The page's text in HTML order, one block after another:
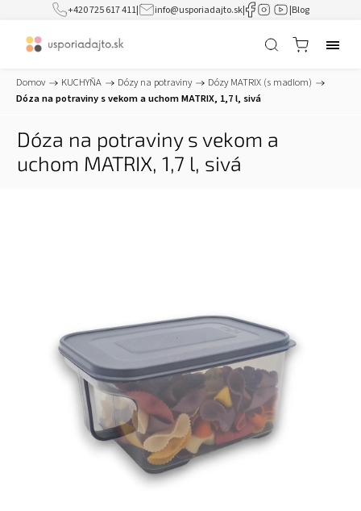
+420 725 617 411| info@usporiadajto.sk| |Blog
Domov / KUCHYŇA / Dózy na potraviny / Dózy MATRIX (s madlom) /
Dóza na potraviny s vekom a uchom MATRIX, 1,7 l, sivá
Dóza na potraviny s vekom a
uchom MATRIX, 1,7 l, sivá